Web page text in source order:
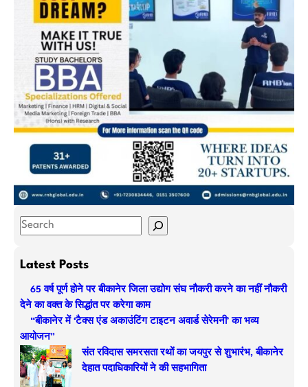
S
aLatest Posts
65 वर्ष पूर्ण होने पर बीकानेर जिला उद्योग संघ नौकरी करने का नहीं नौकरी
देने का वक्त के सिद्धांत पर करेगा काम
“बीकानेर में ‘टैक्स एंड अकाउंटिंग टाइटन अवार्ड सेरेमनी’ का भव्य
आयोजन”
संत रविदास समरसता रथों का जयपुर से शुभारंभ, बीकानेर
देहात पदाधिकारियों ने की सहभागिता